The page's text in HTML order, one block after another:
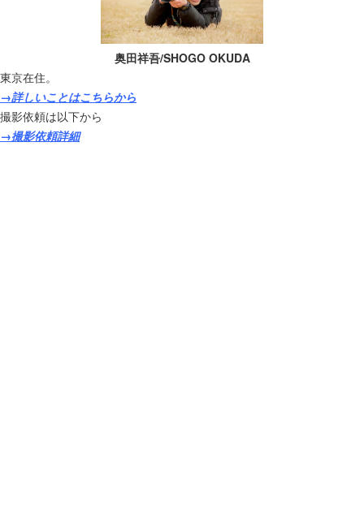
奥田祥吾/SHOGO OKUDA
東京在住。
→詳しいことはこちらから
撮影依頼は以下から
→撮影依頼詳細